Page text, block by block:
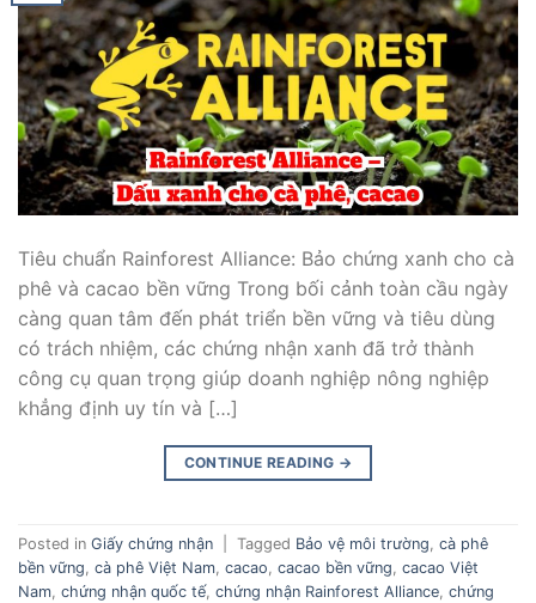
Tiêu chuẩn Rainforest Alliance: Bảo chứng xanh cho cà
phê và cacao bền vững Trong bối cảnh toàn cầu ngày
càng quan tâm đến phát triển bền vững và tiêu dùng
có trách nhiệm, các chứng nhận xanh đã trở thành
công cụ quan trọng giúp doanh nghiệp nông nghiệp
khẳng định uy tín và […]
CONTINUE READING →
Posted in Giấy chứng nhận Tagged Bảo vệ môi trường, cà phê
bền vững, cà phê Việt Nam, cacao, cacao bền vững, cacao Việt
Nam, chứng nhận quốc tế, chứng nhận Rainforest Alliance, chứng